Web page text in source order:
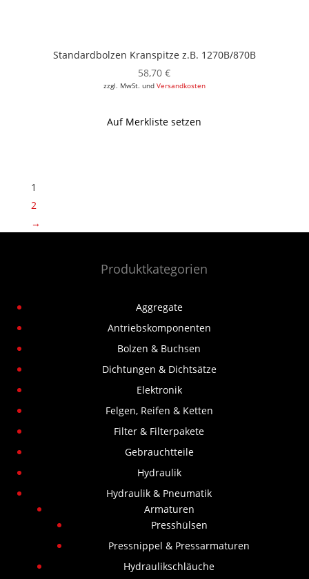
Standardbolzen Kranspitze z.B. 1270B/870B
58,70€
zzgl. MwSt. und Versandkosten
Auf Merkliste setzen
1
2
→
Produktkategorien
Aggregate
Antriebskomponenten
Bolzen & Buchsen
Dichtungen & Dichtsätze
Elektronik
Felgen, Reifen & Ketten
Filter & Filterpakete
Gebrauchtteile
Hydraulik
Hydraulik & Pneumatik
Armaturen
Presshülsen
Pressnippel & Pressarmaturen
Hydraulikschläuche